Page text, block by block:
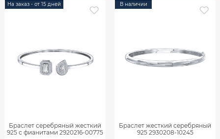
На заказ - от 15 дней
Браслет серебряный жесткий
925 с фианитами 2920216-00775
В наличии
Браслет жесткий серебряный
925 2930208-10245